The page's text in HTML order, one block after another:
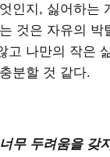
인지, 싫어하는
것은 자유의
고 나만의 작은
분할 것 같다.
무 두려움을 갖